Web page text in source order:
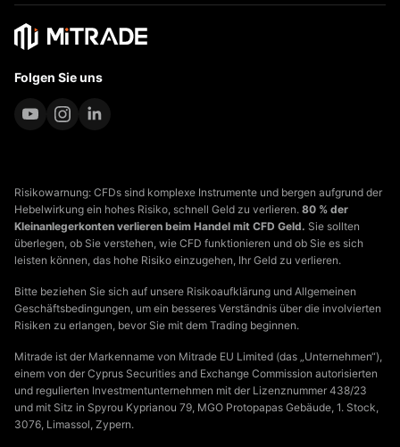
Folgen Sie uns
Risikowarnung: CFDs sind komplexe Instrumente und bergen aufgrund der
Hebelwirkung ein hohes Risiko, schnell Geld zu verlieren. 80 % der
Kleinanlegerkonten verlieren beim Handel mit CFD Geld. Sie sollten
überlegen, ob Sie verstehen, wie CFD funktionieren und ob Sie es sich
leisten können, das hohe Risiko einzugehen, Ihr Geld zu verlieren.
Bitte beziehen Sie sich auf unsere Risikoaufklärung und Allgemeinen
Geschäftsbedingungen, um ein besseres Verständnis über die involvierten
Risiken zu erlangen, bevor Sie mit dem Trading beginnen.
Mitrade ist der Markenname von Mitrade EU Limited (das „Unternehmen“),
einem von der Cyprus Securities and Exchange Commission autorisierten
und regulierten Investmentunternehmen mit der Lizenznummer 438/23
und mit Sitz in Spyrou Kyprianou 79, MGO Protopapas Gebäude, 1. Stock,
3076, Limassol, Zypern.